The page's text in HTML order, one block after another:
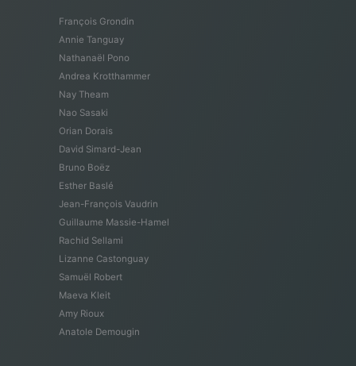
François Grondin
Annie Tanguay
Nathanaël Pono
Andrea Krotthammer
Nay Theam
Nao Sasaki
Orian Dorais
David Simard-Jean
Bruno Boëz
Esther Baslé
Jean-François Vaudrin
Guillaume Massie-Hamel
Rachid Sellami
Lizanne Castonguay
Samuël Robert
Maeva Kleit
Amy Rioux
Anatole Demougin